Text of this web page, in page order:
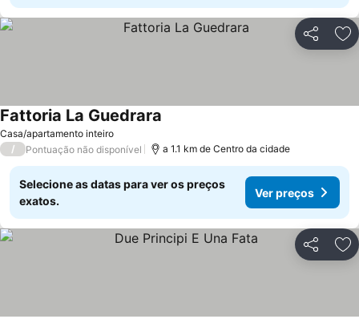
Partilhar
Casa/apartamento inteiro
Fattoria La Guedrara
/ Pontuação não disponível a 1.1 km de Centro da cidade
Selecione as datas para ver os preços
exatos.
Ver preços
Partilhar